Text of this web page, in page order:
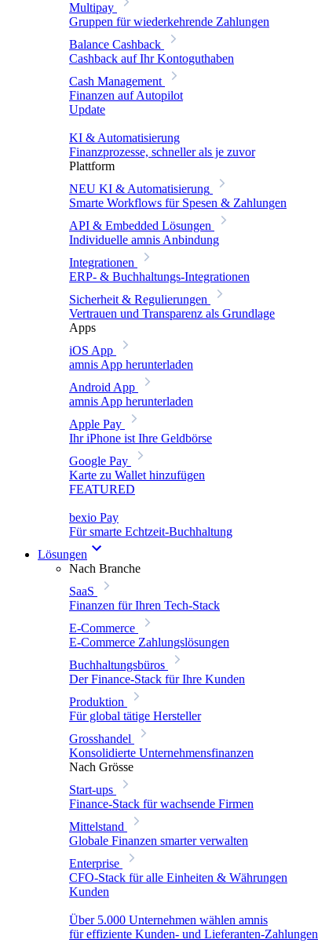
Multipay
Gruppen für wiederkehrende Zahlungen
Balance Cashback
Cashback auf Ihr Kontoguthaben
Cash Management
Finanzen auf Autopilot
Update
KI & Automatisierung
Finanzprozesse, schneller als je zuvor
Plattform
NEU KI & Automatisierung
Smarte Workflows für Spesen & Zahlungen
API & Embedded Lösungen
Individuelle amnis Anbindung
Integrationen
ERP- & Buchhaltungs-Integrationen
Sicherheit & Regulierungen
Vertrauen und Transparenz als Grundlage
Apps
iOS App
amnis App herunterladen
Android App
amnis App herunterladen
Apple Pay
Ihr iPhone ist Ihre Geldbörse
Google Pay
Karte zu Wallet hinzufügen
FEATURED
bexio Pay
Für smarte Echtzeit-Buchhaltung
Lösungen
Nach Branche
SaaS
Finanzen für Ihren Tech-Stack
E-Commerce
E-Commerce Zahlungslösungen
Buchhaltungsbüros
Der Finance-Stack für Ihre Kunden
Produktion
Für global tätige Hersteller
Grosshandel
Konsolidierte Unternehmensfinanzen
Nach Grösse
Start-ups
Finance-Stack für wachsende Firmen
Mittelstand
Globale Finanzen smarter verwalten
Enterprise
CFO-Stack für alle Einheiten & Währungen
Kunden
Über 5.000 Unternehmen wählen amnis
für effiziente Kunden- und Lieferanten-Zahlungen